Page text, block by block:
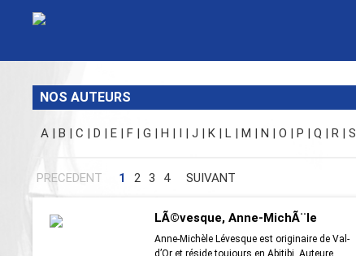
NOS AUTEURS
A | B | C | D | E | F | G | H | I | J | K | L | M | N | O | P | Q | R | S
PRECEDENT 1 2 3 4 SUIVANT
LÃ©vesque, Anne-MichÃ¨le
Anne-Michèle Lévesque est originaire de Val-
d’Or et réside toujours en Abitibi. Auteure